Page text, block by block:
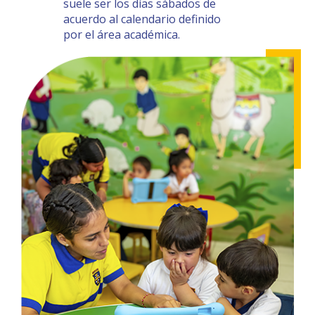
suele ser los días sábados de
acuerdo al calendario definido
por el área académica.